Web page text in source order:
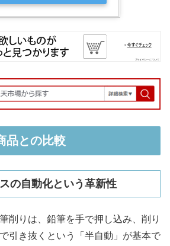
品との比較
の自動化という革新性
削りは、鉛筆を手で押し込み、削り
引き抜くという「半自動」が基本で